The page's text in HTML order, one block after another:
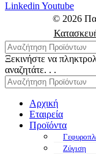
Linkedin Youtube
© 2026
Ξεκινήστε να
αναζητάτε. . .
Αρχική
Εταιρεία
Προϊόντα
Ζύγιση